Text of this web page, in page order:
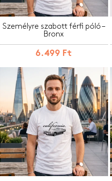
Személyre szabott férfi póló –
Bronx
6.499 Ft